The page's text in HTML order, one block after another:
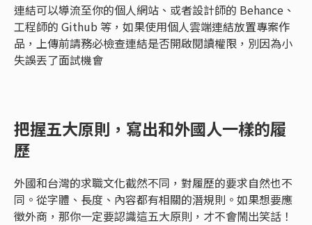
連結可以導流至你的個人網站、或者設計師的 Behance、
工程師的 Github 等，如果使用個人雲端連結放置專案作
品，上傳前請務必檢查連結是否開啟閱讀權限，別因為小
失誤丟了面試機會
把握五大原則，寫出和外國人一樣的履
歷
外國和台灣的求職文化截然不同，對履歷的要求自然也不
同。從字體、長度、內容都有相關的潛規則。如果想要應
徵外商，那你一定要認識這五大原則，才不會鬧出笑話！